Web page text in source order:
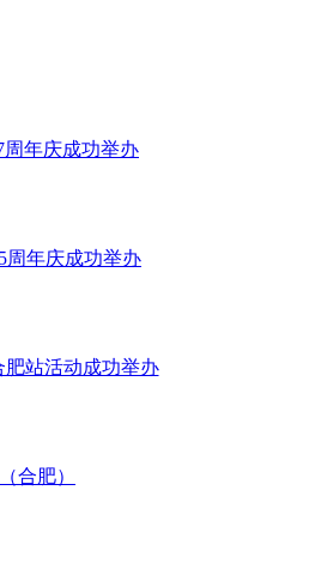
周年庆成功举办
周年庆成功举办
站活动成功举办
合肥）